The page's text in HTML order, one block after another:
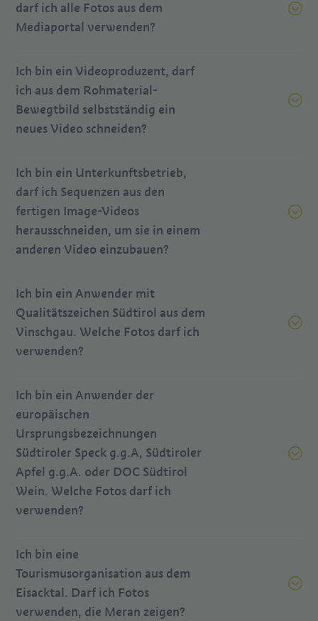
darf ich alle Fotos aus dem
Mediaportal verwenden?
Ich bin ein Videoproduzent, darf
ich aus dem Rohmaterial-
Bewegtbild selbstständig ein
neues Video schneiden?
Ich bin ein Unterkunftsbetrieb,
darf ich Sequenzen aus den
fertigen Image-Videos
herausschneiden, um sie in einem
anderen Video einzubauen?
Ich bin ein Anwender mit
Qualitätszeichen Südtirol aus dem
Vinschgau. Welche Fotos darf ich
verwenden?
Ich bin ein Anwender der
europäischen
Ursprungsbezeichnungen
Südtiroler Speck g.g.A, Südtiroler
Apfel g.g.A. oder DOC Südtirol
Wein. Welche Fotos darf ich
verwenden?
Ich bin eine
Tourismusorganisation aus dem
Eisacktal. Darf ich Fotos
verwenden, die Meran zeigen?